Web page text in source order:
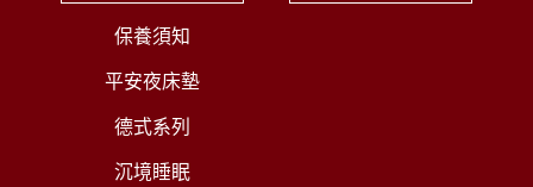
保養須知
平安夜床墊
德式系列
沉境睡眠